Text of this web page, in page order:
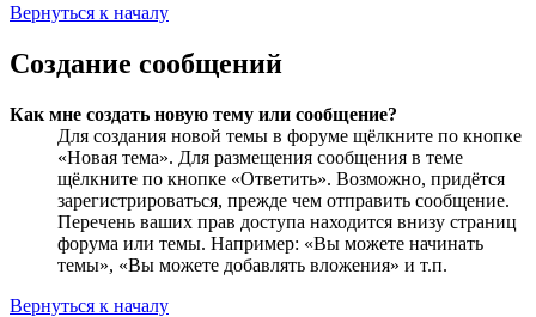
Вернуться к началу
Создание сообщений
Как мне создать новую тему или сообщение?
Для создания новой темы в форуме щёлкните по кнопке
«Новая тема». Для размещения сообщения в теме
щёлкните по кнопке «Ответить». Возможно, придётся
зарегистрироваться, прежде чем отправить сообщение.
Перечень ваших прав доступа находится внизу страниц
форума или темы. Например: «Вы можете начинать
темы», «Вы можете добавлять вложения» и т.п.
Вернуться к началу